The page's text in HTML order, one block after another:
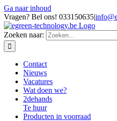
Ga naar inhoud
Vragen? Bel ons! 033150635|
Zoeken naar:
Contact
Nieuws
Vacatures
Wat doen we?
2dehands
Te huur
Producten in voorraad